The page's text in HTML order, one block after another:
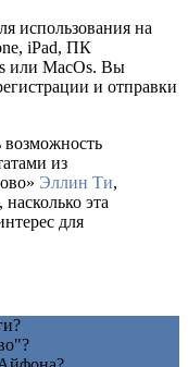
использования на
iPad, ПК
или MacOs. Вы
и отправки
возможность
из
Эллин Ти,
эта
для